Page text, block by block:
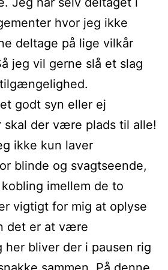
hvor jeg ikke
deltage på lige vilkår
jeg vil gerne slå et slag
godt syn eller ej
skal der være plads til alle!
ikke kun laver
blinde og svagtseende,
imellem de to
vigtigt for mig at oplyse
det er at være
her bliver der i pausen rig